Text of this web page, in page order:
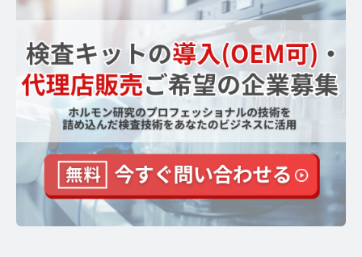
よくあるご質問 TOP
医療機関・報道関係者の方へ
【医療機関向け】毛髪検査技術の資料ダウンロード
【一般・報道関係者向け】毛髪検査技術の資料ダウン
ロード
ホルモン測定技術のご活用についてご案内
運営者情報